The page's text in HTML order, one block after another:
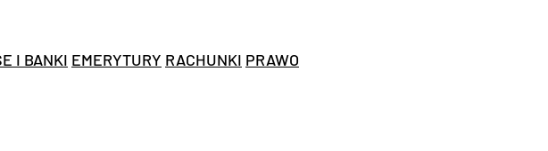
I BANKI EMERYTURY RACHUNKI PRAWO